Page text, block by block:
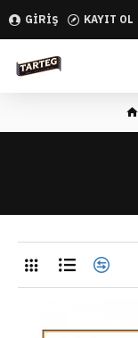
GIRIŞ KAYIT OL